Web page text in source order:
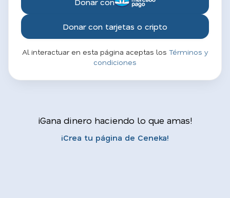
Donar con tarjetas o cripto
Al interactuar en esta página aceptas los Términos y
condiciones
¡Gana dinero haciendo lo que amas!
¡Crea tu página de Ceneka!